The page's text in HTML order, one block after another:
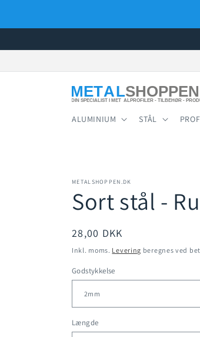
ALUMINIUM STÅL
METALSHOPPEN.DK
Sort stål -
Normalpris
28,00 DKK
Inkl. moms. Levering beregnes ved
Godstykkelse
Længde